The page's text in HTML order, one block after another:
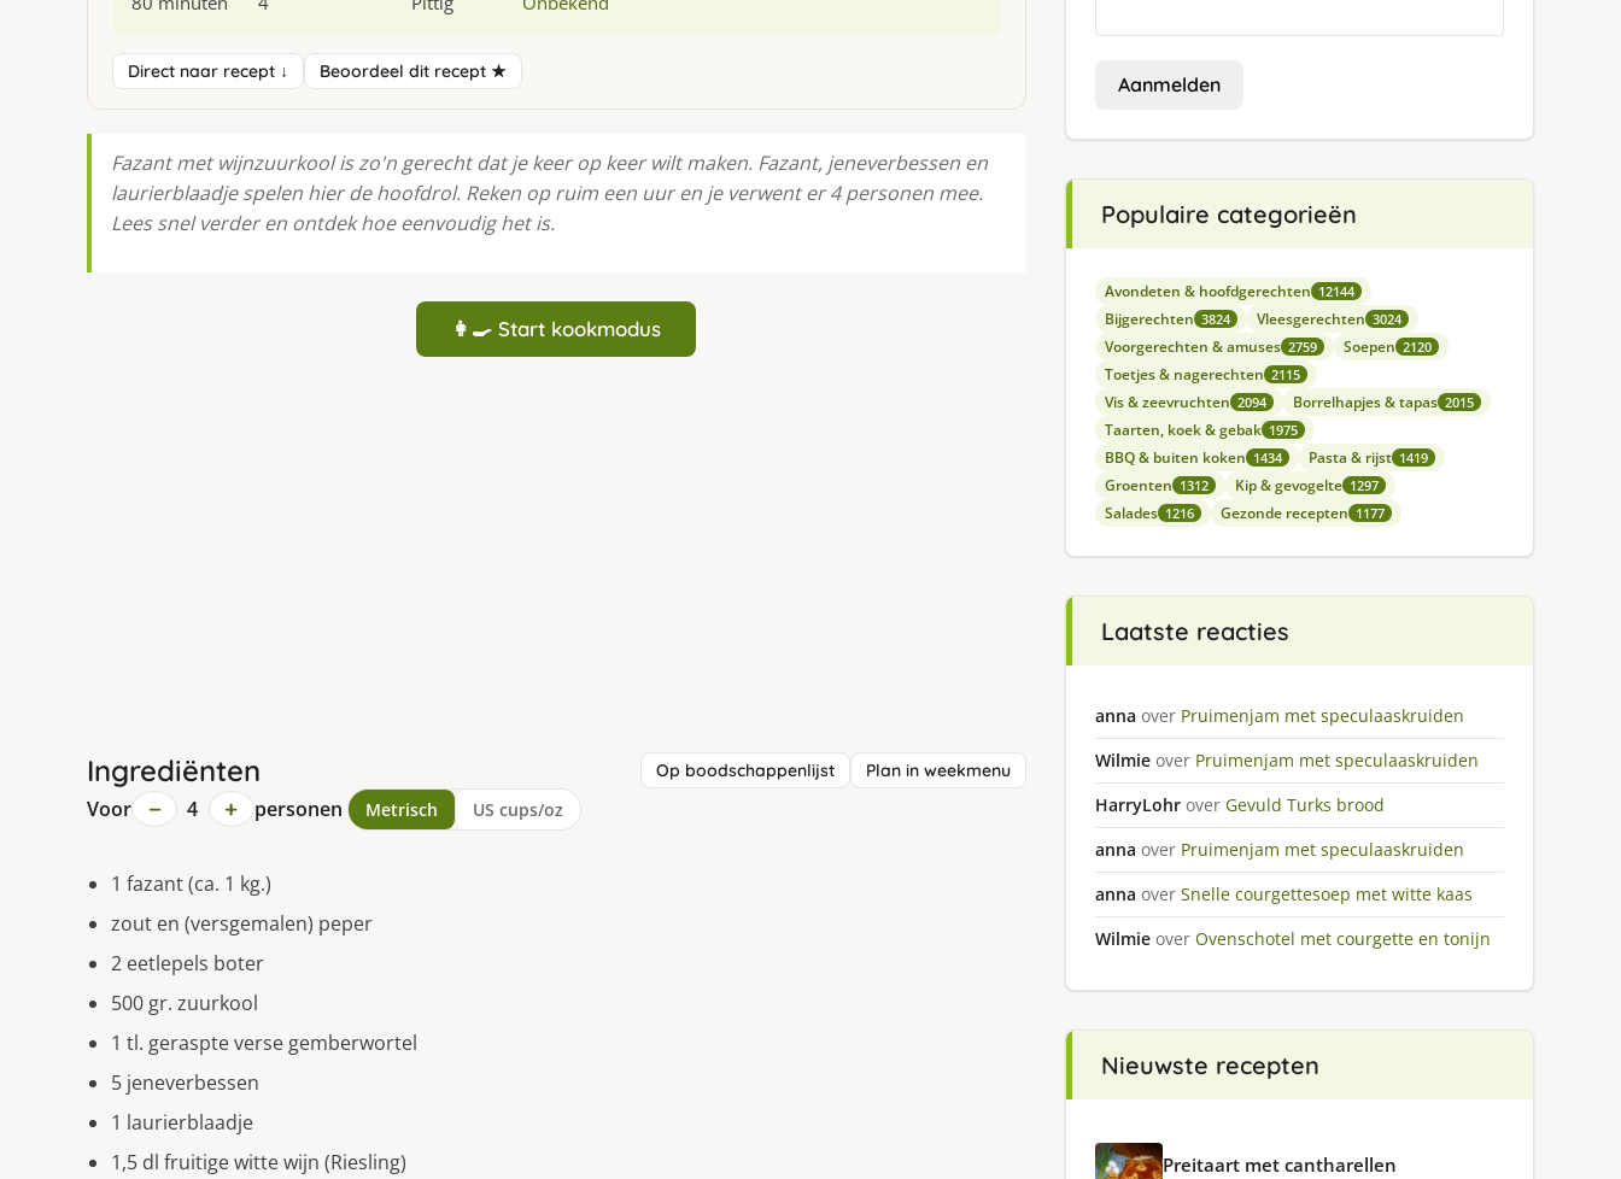
Direct naar recept ↓ Beoordeel dit recept ★
Fazant met wijnzuurkool is zo'n gerecht dat je keer op keer wilt maken. Fazant, jeneverbessen en
laurierblaadje spelen hier de hoofdrol. Reken op ruim een uur en je verwent er 4 personen mee.
Lees snel verder en ontdek hoe eenvoudig het is.
👩‍🍳 Start kookmodus
Ingrediënten Op boodschappenlijst Plan in weekmenu
Voor − 4 + personen Metrisch US cups/oz
1 fazant (ca. 1 kg.)
zout en (versgemalen) peper
2 eetlepels boter
500 gr. zuurkool
1 tl. geraspte verse gemberwortel
5 jeneverbessen
1 laurierblaadje
1,5 dl fruitige witte wijn (Riesling)
Aanmelden
Populaire categorieën
Avondeten & hoofdgerechten 12144
Bijgerechten 3824 Vleesgerechten 3024
Voorgerechten & amuses 2759 Soepen 2120
Toetjes & nagerechten 2115
Vis & zeevruchten 2094 Borrelhapjes & tapas 2015
Taarten, koek & gebak 1975
BBQ & buiten koken 1434 Pasta & rijst 1419
Groenten 1312 Kip & gevogelte 1297
Salades 1216 Gezonde recepten 1177
Laatste reacties
anna over Pruimenjam met speculaaskruiden
Wilmie over Pruimenjam met speculaaskruiden
HarryLohr over Gevuld Turks brood
anna over Pruimenjam met speculaaskruiden
anna over Snelle courgettesoep met witte kaas
Wilmie over Ovenschotel met courgette en tonijn
Nieuwste recepten
Preitaart met cantharellen